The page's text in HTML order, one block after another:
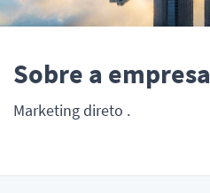
Sobre a empresa
Marketing direto .